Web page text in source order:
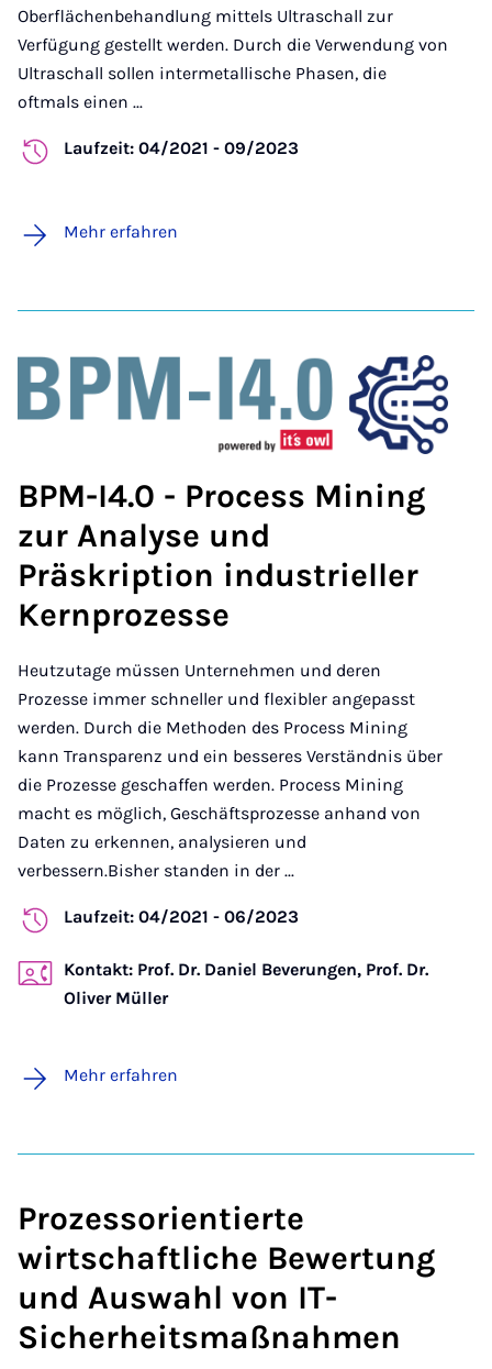
Oberflächenbehandlung mittels Ultraschall zur
Verfügung gestellt werden. Durch die Verwendung von
Ultraschall sollen intermetallische Phasen, die
oftmals einen ...
Laufzeit: 04/2021 - 09/2023
Mehr erfahren
BPM-I4.0 - Process Mining
zur Analyse und
Präskription industrieller
Kernprozesse
Heutzutage müssen Unternehmen und deren
Prozesse immer schneller und flexibler angepasst
werden. Durch die Methoden des Process Mining
kann Transparenz und ein besseres Verständnis über
die Prozesse geschaffen werden. Process Mining
macht es möglich, Geschäftsprozesse anhand von
Daten zu erkennen, analysieren und
verbessern.Bisher standen in der ...
Laufzeit: 04/2021 - 06/2023
Kontakt: Prof. Dr. Daniel Beverungen, Prof. Dr.
Oliver Müller
Mehr erfahren
Prozessorientierte
wirtschaftliche Bewertung
und Auswahl von IT-
Sicherheitsmaßnahmen